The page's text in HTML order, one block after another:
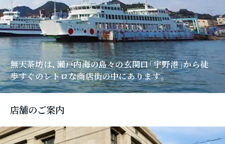
無天茶坊は、瀬戸内海の島々の玄関口「宇野港」から徒
歩すぐのレトロな商店街の中にあります。
店舗のご案内